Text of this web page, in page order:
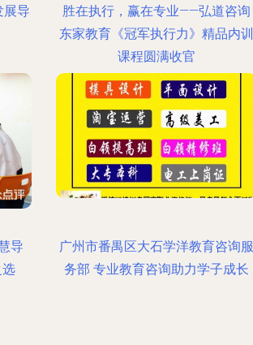
展导
胜在执行，赢在专业——弘道咨询
东家教育《冠军执行力》精品内训
课程圆满收官
导
广州市番禺区大石学洋教育咨询服
务部 专业教育咨询助力学子成长